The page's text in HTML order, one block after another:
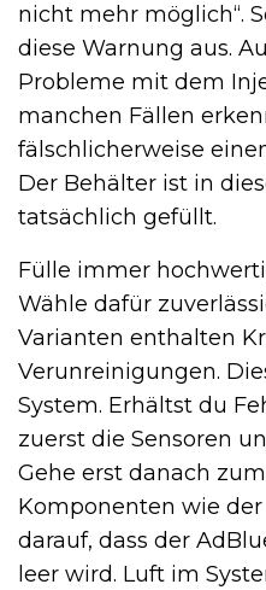
nicht mehr möglich“.
diese Warnung aus.
Probleme mit dem
manchen Fällen
fälschlicherweise
Der Behälter ist in
tatsächlich gefüllt.
Fülle immer
Wähle dafür
Varianten enthalten
Verunreinigungen.
System. Erhältst du
zuerst die Sensoren
Gehe erst danach
Komponenten wie
darauf, dass der
leer wird. Luft im